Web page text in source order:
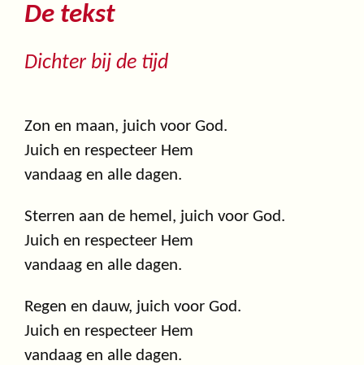
De tekst
Dichter bij de tijd
Zon en maan, juich voor God.
Juich en respecteer Hem
vandaag en alle dagen.
Sterren aan de hemel, juich voor God.
Juich en respecteer Hem
vandaag en alle dagen.
Regen en dauw, juich voor God.
Juich en respecteer Hem
vandaag en alle dagen.